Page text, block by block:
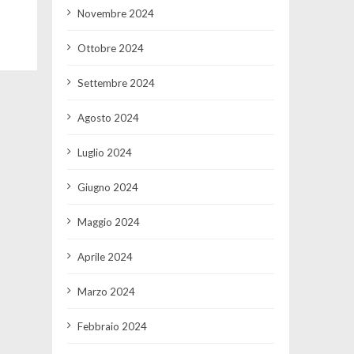
Novembre 2024
Ottobre 2024
Settembre 2024
Agosto 2024
Luglio 2024
Giugno 2024
Maggio 2024
Aprile 2024
Marzo 2024
Febbraio 2024